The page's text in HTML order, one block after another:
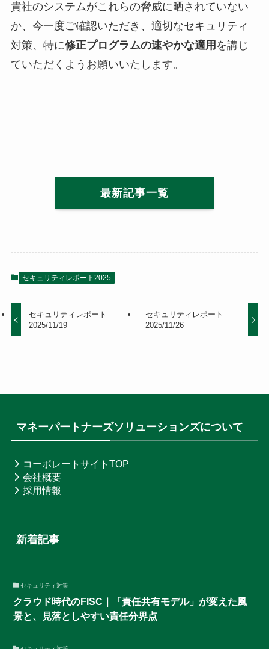
貴社のシステムがこれらの脅威に晒されていない
か、今一度ご確認いただき、適切なセキュリティ
対策、特に修正プログラムの速やかな適用 を講じ
ていただくようお願いいたします。
最新記事一覧
セキュリティレポート2025
セキュリティレポート
2025/11/19
セキュリティレポート
2025/11/26
マネーパートナーズソリューションズについて
コーポレートサイトTOP
会社概要
採用情報
新着記事
セキュリティ対策
クラウド時代のFISC｜「責任共有モデル」が変えた風
景と、見落としやすい責任分界点